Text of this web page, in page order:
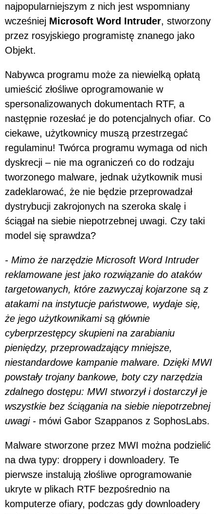
najpopularniejszym z nich jest wspomniany
wcześniej Microsoft Word Intruder, stworzony
przez rosyjskiego programistę znanego jako
Objekt.
Nabywca programu może za niewielką opłatą
umieścić złośliwe oprogramowanie w
spersonalizowanych dokumentach RTF, a
następnie rozesłać je do potencjalnych ofiar. Co
ciekawe, użytkownicy muszą przestrzegać
regulaminu! Twórca programu wymaga od nich
dyskrecji – nie ma ograniczeń co do rodzaju
tworzonego malware, jednak użytkownik musi
zadeklarować, że nie będzie przeprowadzał
dystrybucji zakrojonych na szeroka skalę i
ściągał na siebie niepotrzebnej uwagi. Czy taki
model się sprawdza?
- Mimo że narzędzie Microsoft Word Intruder
reklamowane jest jako rozwiązanie do ataków
targetowanych, które zazwyczaj kojarzone są z
atakami na instytucje państwowe, wydaje się,
że jego użytkownikami są głównie
cyberprzestępcy skupieni na zarabianiu
pieniędzy, przeprowadzający mniejsze,
niestandardowe kampanie malware. Dzięki MWI
powstały trojany bankowe, boty czy narzędzia
zdalnego dostępu: MWI stworzył i dostarczył je
wszystkie bez ściągania na siebie niepotrzebnej
uwagi - mówi Gabor Szappanos z SophosLabs.
Malware stworzone przez MWI można podzielić
na dwa typy: droppery i downloadery. Te
pierwsze instalują złośliwe oprogramowanie
ukryte w plikach RTF bezpośrednio na
komputerze ofiary, podczas gdy downloadery